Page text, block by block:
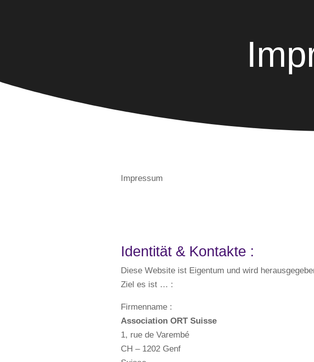
Impressum
Identität & Kontakte :
Diese Website ist Eigentum und wird
Ziel es ist … :
Firmenname :
Association ORT Suisse
1, rue de Varembé
CH – 1202 Genf